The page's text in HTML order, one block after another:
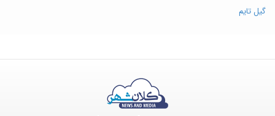
گیل تایم